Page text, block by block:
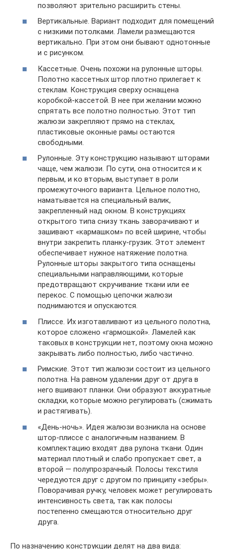
позволяют зрительно расширить стены.
Вертикальные. Вариант подходит для помещений
с низкими потолками. Ламели размещаются
вертикально. При этом они бывают однотонные
и с рисунком.
Кассетные. Очень похожи на рулонные шторы.
Полотно кассетных штор плотно прилегает к
стеклам. Конструкция сверху оснащена
коробкой-кассетой. В нее при желании можно
спрятать все полотно полностью. Этот тип
жалюзи закрепляют прямо на стеклах,
пластиковые оконные рамы остаются
свободными.
Рулонные. Эту конструкцию называют шторами
чаще, чем жалюзи. По сути, она относится и к
первым, и ко вторым, выступает в роли
промежуточного варианта. Цельное полотно,
наматывается на специальный валик,
закрепленный над окном. В конструкциях
открытого типа снизу ткань заворачивают и
зашивают «кармашком» по всей ширине, чтобы
внутри закрепить планку-грузик. Этот элемент
обеспечивает нужное натяжение полотна.
Рулонные шторы закрытого типа оснащены
специальными направляющими, которые
предотвращают скручивание ткани или ее
перекос. С помощью цепочки жалюзи
поднимаются и опускаются.
Плиссе. Их изготавливают из цельного полотна,
которое сложено «гармошкой». Ламелей как
таковых в конструкции нет, поэтому окна можно
закрывать либо полностью, либо частично.
Римские. Этот тип жалюзи состоит из цельного
полотна. На равном удалении друг от друга в
него вшивают планки. Они образуют аккуратные
складки, которые можно регулировать (сжимать
и растягивать).
«День-ночь». Идея жалюзи возникла на основе
штор-плиссе с аналогичным названием. В
комплектацию входят два рулона ткани. Один
материал плотный и слабо пропускает свет, а
второй — полупрозрачный. Полосы текстиля
чередуются друг с другом по принципу «зебры».
Поворачивая ручку, человек может регулировать
интенсивность света, так как полосы
постепенно смещаются относительно друг
друга.
По назначению конструкции делят на два вида: